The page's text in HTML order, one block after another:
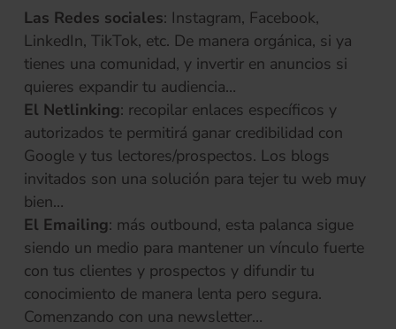
Las Redes sociales: Instagram, Facebook,
LinkedIn, TikTok, etc. De manera orgánica, si ya
tienes una comunidad, y invertir en anuncios si
quieres expandir tu audiencia…
El Netlinking: recopilar enlaces específicos y
autorizados te permitirá ganar credibilidad con
Google y tus lectores/prospectos. Los blogs
invitados son una solución para tejer tu web muy
bien…
El Emailing: más outbound, esta palanca sigue
siendo un medio para mantener un vínculo fuerte
con tus clientes y prospectos y difundir tu
conocimiento de manera lenta pero segura.
Comenzando con una newsletter…